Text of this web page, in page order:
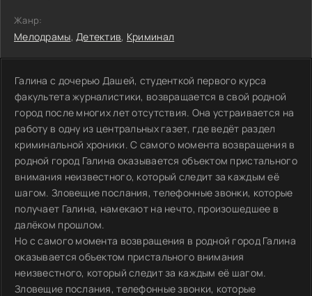
Жанр:
Мелодрамы,Детектив, Криминал
Галина с дочерью Дашей, студенткой первого курса
факультета журналистики, возвращается в свой родной
город после многих лет отсутствия. Она устраивается на
работу в одну из центральных газет, где ведёт раздел
криминальной хроники. С самого момента возвращения в
родной город Галина оказывается объектом пристального
внимания неизвестного, который следит за каждым её
шагом. Зловещие послания, телефонные звонки, которые
получает Галина, намекают на нечто, произошедшее в
далёком прошлом.
Но с самого момента возвращения в родной город Галина
оказывается объектом пристального внимания
неизвестного, который следит за каждым её шагом.
Зловещие послания, телефонные звонки, которые